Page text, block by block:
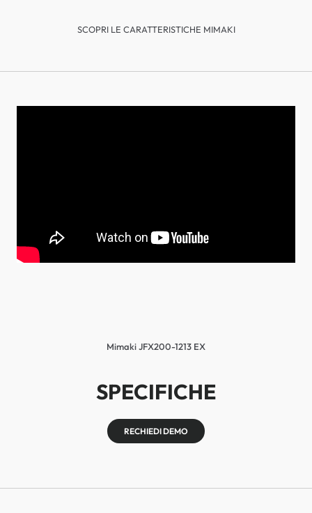
SCOPRI LE CARATTERISTICHE MIMAKI
Mimaki JFX200-1213 EX
SPECIFICHE
RECHIEDI DEMO